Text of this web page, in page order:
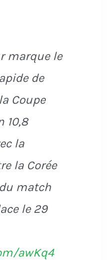
marque le
de
Coupe
10,8
la
la Corée
match
le 29
awKq4